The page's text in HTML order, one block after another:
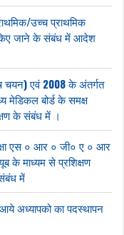
उच्च प्राथमिक
किए जाने के संबंध में आदेश
चयन) एवं 2008 के अंतर्गत
मेडिकल बोर्ड के समक्ष
के संबंध में ।
एस ० आर ० जी० ए ० आर
के माध्यम से प्रशिक्षण
में
अध्यापको का पदस्थापन